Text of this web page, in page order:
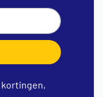
kortingen,